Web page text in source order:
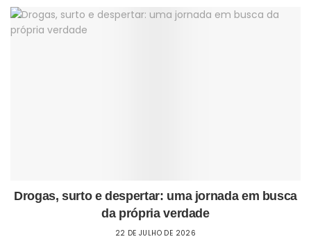
Drogas, surto e despertar: uma jornada em busca
da própria verdade
22 DE JULHO DE 2026